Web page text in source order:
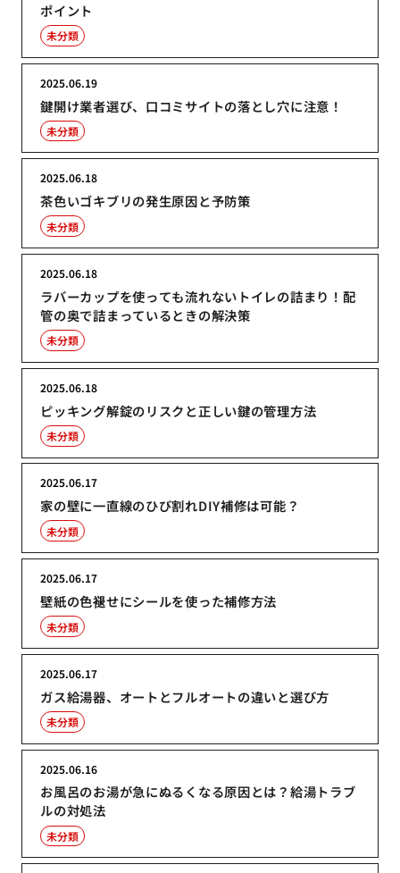
ポイント
未分類
鍵開け業者選び、口コミサイトの落とし穴に注意！
2025.06.19
未分類
茶色いゴキブリの発生原因と予防策
2025.06.18
未分類
ラバーカップを使っても流れないトイレの詰まり！配
管の奥で詰まっているときの解決策
2025.06.18
未分類
ピッキング解錠のリスクと正しい鍵の管理方法
2025.06.18
未分類
家の壁に一直線のひび割れDIY補修は可能？
2025.06.17
未分類
壁紙の色褪せにシールを使った補修方法
2025.06.17
未分類
ガス給湯器、オートとフルオートの違いと選び方
2025.06.17
未分類
お風呂のお湯が急にぬるくなる原因とは？給湯トラブ
ルの対処法
2025.06.16
未分類